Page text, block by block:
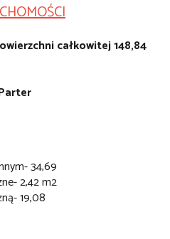
całkowitej 148,84
34,69
2,42 m2
19,08